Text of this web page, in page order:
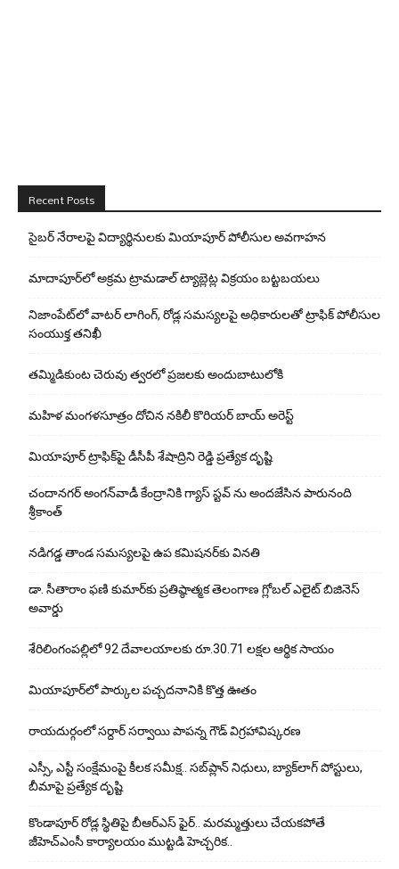
Recent Posts
సైబర్ నేరాలపై విద్యార్థినులకు మియాపూర్ పోలీసుల అవగాహన
మాదాపూర్‌లో అక్రమ ట్రామడాల్ ట్యాబ్లెట్ల విక్రయం బట్టబయలు
నిజాంపేట్‌లో వాటర్ లాగింగ్, రోడ్ల సమస్యలపై అధికారులతో ట్రాఫిక్ పోలీసుల
సంయుక్త తనిఖీ
తమ్మిడికుంట చెరువు త్వరలో ప్రజలకు అందుబాటులోకి
మహిళ మంగళసూత్రం దోచిన నకిలీ కొరియర్ బాయ్ అరెస్ట్
మియాపూర్ ట్రాఫిక్‌పై డీసీపీ శేషాద్రిని రెడ్డి ప్రత్యేక దృష్టి
చందానగర్ అంగన్‌వాడీ కేంద్రానికి గ్యాస్ స్టవ్ ను అందజేసిన పారునంది
శ్రీకాంత్
నడిగడ్డ తాండ సమస్యలపై ఉప కమిషనర్‌కు వినతి
డా. సీతారాం ఫణి కుమార్‌కు ప్రతిష్ఠాత్మక తెలంగాణ గ్లోబల్ ఎలైట్ బిజినెస్
అవార్డు
శేరిలింగంపల్లిలో 92 దేవాలయాలకు రూ.30.71 లక్షల ఆర్థిక సాయం
మియాపూర్‌లో పార్కుల పచ్చదనానికి కొత్త ఊతం
రాయదుర్గంలో సర్దార్ సర్వాయి పాపన్న గౌడ్ విగ్రహావిష్కరణ
ఎస్సీ, ఎస్టీ సంక్షేమంపై కీలక సమీక్ష.. సబ్‌ప్లాన్ నిధులు, బ్యాక్‌లాగ్ పోస్టులు,
బీమాపై ప్రత్యేక దృష్టి
కొండాపూర్ రోడ్ల స్థితిపై బీఆర్ఎస్ ఫైర్.. మరమ్మత్తులు చేయ‌క‌పోతే
జీహెచ్‌ఎంసీ కార్యాలయం ముట్టడి హెచ్చరిక..